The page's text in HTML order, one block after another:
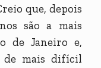
que, depois
são a mais
de Janeiro e,
de mais difícil